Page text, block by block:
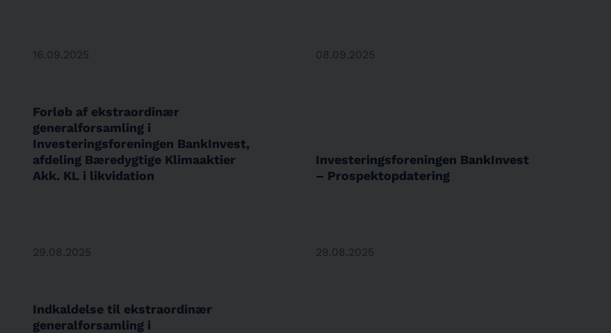
16.09.2025
Forløb af ekstraordinær
generalforsamling i
Investeringsforeningen BankInvest,
afdeling Bæredygtige Klimaaktier
Akk. KL i likvidation
08.09.2025
Investeringsforeningen BankInvest
– Prospektopdatering
29.08.2025
Indkaldelse til ekstraordinær
generalforsamling i
29.08.2025